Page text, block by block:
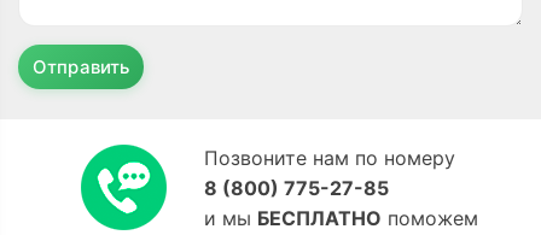
Отправить
Позвоните нам по номеру
8 (800) 775-27-85
и мы БЕСПЛАТНО поможем